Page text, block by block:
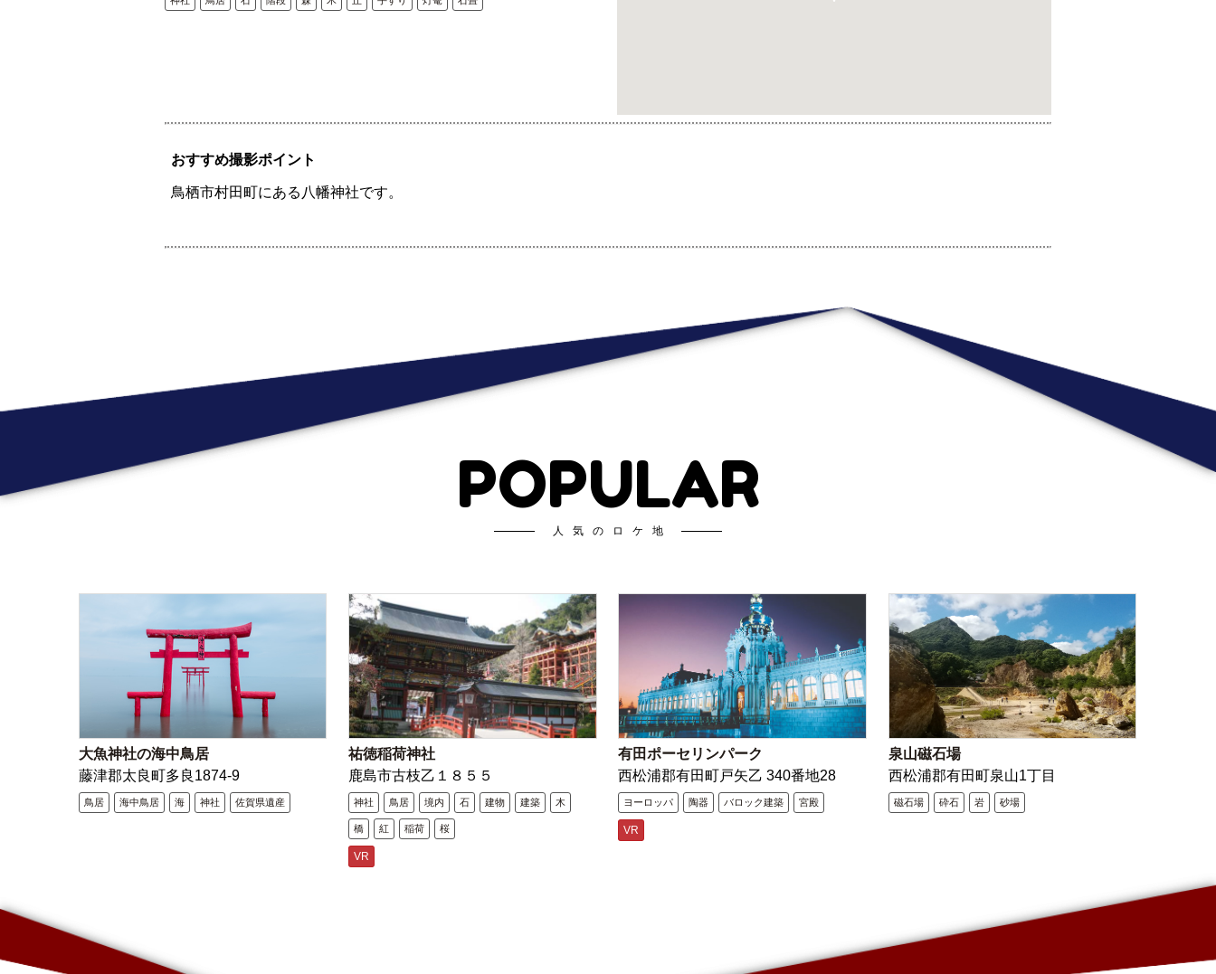
おすすめ撮影ポイント
鳥栖市村田町にある八幡神社です。
POPULAR
人気のロケ地
大魚神社の海中鳥居
藤津郡太良町多良1874-9
鳥居 海中鳥居 海 神社 佐賀県遺産
祐徳稲荷神社
鹿島市古枝乙１８５５
神社 鳥居 境内 石 建物 建築 木
橋 紅 稲荷 桜
VR
有田ポーセリンパーク
西松浦郡有田町戸矢乙 340番地28
ヨーロッパ 陶器 バロック建築 宮殿
VR
泉山磁石場
西松浦郡有田町泉山1丁目
磁石場 砕石 岩 砂場